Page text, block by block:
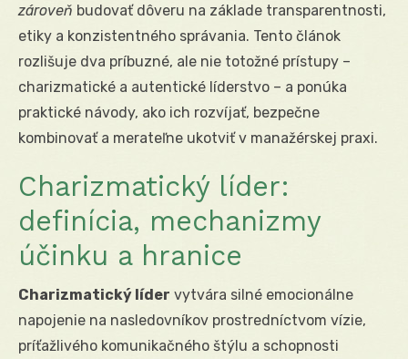
zároveň budovať dôveru na základe transparentnosti,
etiky a konzistentného správania. Tento článok
rozlišuje dva príbuzné, ale nie totožné prístupy –
charizmatické a autentické líderstvo – a ponúka
praktické návody, ako ich rozvíjať, bezpečne
kombinovať a merateľne ukotviť v manažérskej praxi.
Charizmatický líder:
definícia, mechanizmy
účinku a hranice
Charizmatický líder vytvára silné emocionálne
napojenie na nasledovníkov prostredníctvom vízie,
príťažlivého komunikačného štýlu a schopnosti